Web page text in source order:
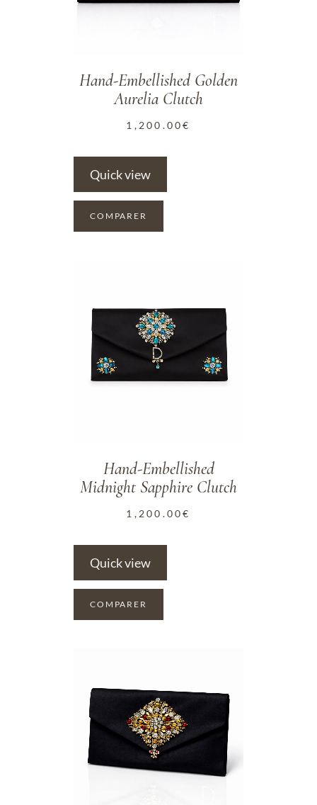
Hand-Embellished Golden
Aurelia Clutch
1,200.00€
Quick view
COMPARER
Hand-Embellished
Midnight Sapphire Clutch
1,200.00€
Quick view
COMPARER